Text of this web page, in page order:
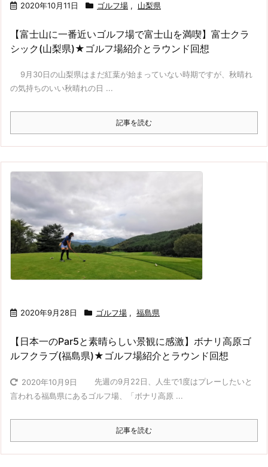
2020年10月11日 ゴルフ場 , 山梨県
【富士山に一番近いゴルフ場で富士山を満喫】富士クラ
シック(山梨県)★ゴルフ場紹介とラウンド回想
9月30日の山梨県はまだ紅葉が始まっていない時期ですが、秋晴れ
の気持ちのいい秋晴れの日 ...
記事を読む
2020年9月28日 ゴルフ場 , 福島県
【日本一のPar5と素晴らしい景観に感激】ボナリ高原ゴ
ルフクラブ(福島県)★ゴルフ場紹介とラウンド回想
2020年10月9日
先週の9月22日、人生で1度はプレーしたいと
言われる福島県にあるゴルフ場、「ボナリ高原 ...
記事を読む